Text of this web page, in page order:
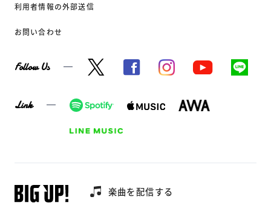
利用者情報の外部送信
お問い合わせ
Follow Us
Link
楽曲を配信する